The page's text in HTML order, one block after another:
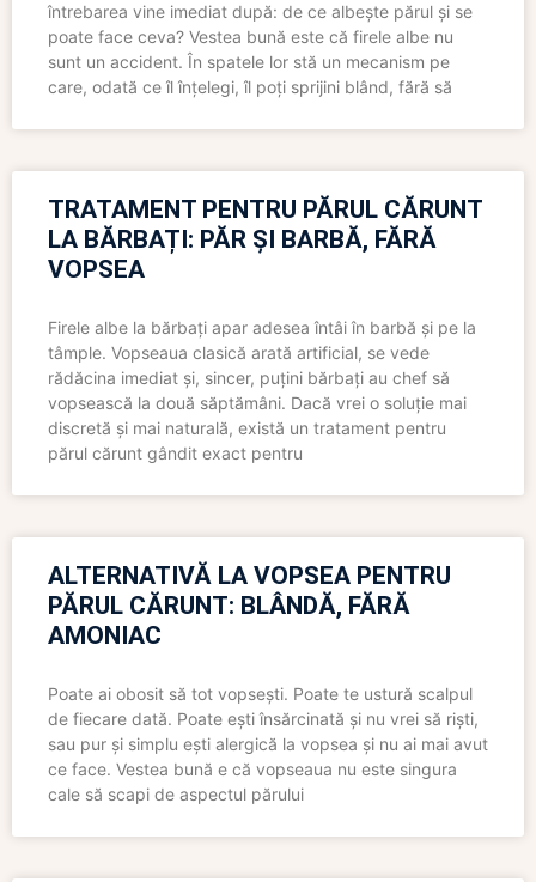
întrebarea vine imediat după: de ce albește părul și se
poate face ceva? Vestea bună este că firele albe nu
sunt un accident. În spatele lor stă un mecanism pe
care, odată ce îl înțelegi, îl poți sprijini blând, fără să
TRATAMENT PENTRU PĂRUL CĂRUNT
LA BĂRBAȚI: PĂR ȘI BARBĂ, FĂRĂ
VOPSEA
Firele albe la bărbați apar adesea întâi în barbă și pe la
tâmple. Vopseaua clasică arată artificial, se vede
rădăcina imediat și, sincer, puțini bărbați au chef să
vopsească la două săptămâni. Dacă vrei o soluție mai
discretă și mai naturală, există un tratament pentru
părul cărunt gândit exact pentru
ALTERNATIVĂ LA VOPSEA PENTRU
PĂRUL CĂRUNT: BLÂNDĂ, FĂRĂ
AMONIAC
Poate ai obosit să tot vopsești. Poate te ustură scalpul
de fiecare dată. Poate ești însărcinată și nu vrei să riști,
sau pur și simplu ești alergică la vopsea și nu ai mai avut
ce face. Vestea bună e că vopseaua nu este singura
cale să scapi de aspectul părului